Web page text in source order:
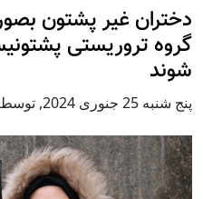
دختران غیر پشتون
گروه تروریستی
شوند
پنج شنبه 25 جنوری 2024 , توسط